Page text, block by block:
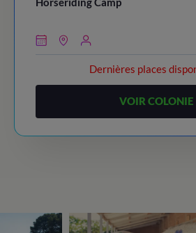
Dernières places
VOIR COLONIE